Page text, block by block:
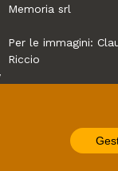
Memoria srl
Per le immagini:
Riccio